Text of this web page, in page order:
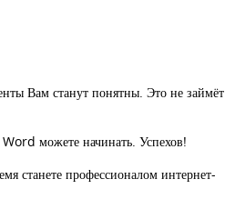
Вам станут понятны. Это не займёт
можете начинать. Успехов!
станете профессионалом интернет-